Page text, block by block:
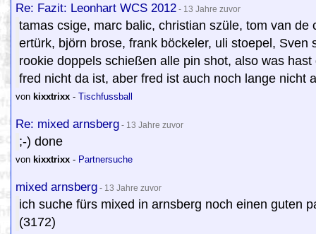
Re: Fazit: Leonhart WCS 2012 - 13 Jahre zuvor
tamas csige, marc balic, christian szüle, tom van
ertürk, björn brose, frank böckeler, uli stoepel,
rookie doppels schießen alle pin shot, also was
fred nicht da ist, aber fred ist auch noch lange nicht
von kixxtrixx - Tischfussball
Re: mixed arnsberg - 13 Jahre zuvor
;-) done
von kixxtrixx - Partnersuche
mixed arnsberg - 13 Jahre zuvor
ich suche fürs mixed in arnsberg noch einen guten
(3172)